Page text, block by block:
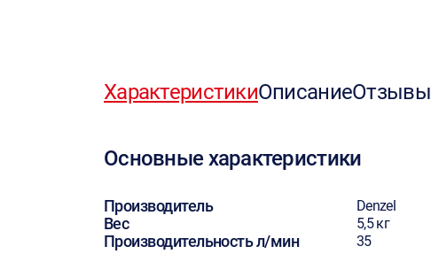
ХарактеристикиОписаниеОтзывы
Основные характеристики
Производитель Denzel
Вес 5,5 кг
Производительность л/мин 35